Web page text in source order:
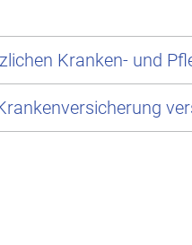
Kranken- und